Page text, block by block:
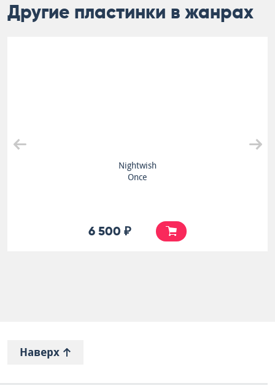
Другие пластинки в жанрах
Nightwish
Once
6 500 ₽
Наверх